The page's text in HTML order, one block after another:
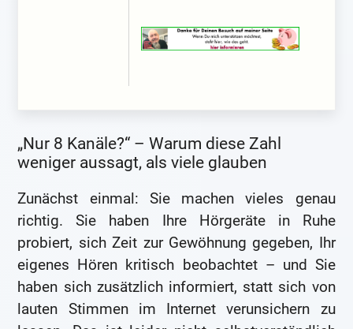
„Nur 8 Kanäle?“ – Warum diese Zahl
weniger aussagt, als viele glauben
Zunächst einmal: Sie machen vieles genau
richtig. Sie haben Ihre Hörgeräte in Ruhe
probiert, sich Zeit zur Gewöhnung gegeben, Ihr
eigenes Hören kritisch beobachtet – und Sie
haben sich zusätzlich informiert, statt sich von
lauten Stimmen im Internet verunsichern zu